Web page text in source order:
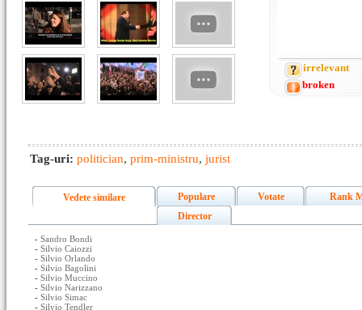
irrelevant
broken
Tag-uri: politician, prim-ministru, jurist
Vedete similare Populare Votate
Rank
Director
- Sandro Bondi
- Silvio Caiozzi
- Silvio Orlando
- Silvio Bagolini
- Silvio Muccino
- Silvio Narizzano
- Silvio Simac
- Silvio Tendler